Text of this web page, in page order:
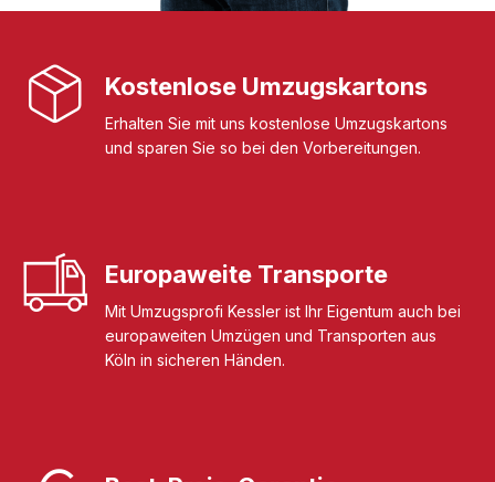
Kostenlose Umzugskartons
Erhalten Sie mit uns kostenlose Umzugskartons
und sparen Sie so bei den Vorbereitungen.
Europaweite Transporte
Mit Umzugsprofi Kessler ist Ihr Eigentum auch bei
europaweiten Umzügen und Transporten aus
Köln in sicheren Händen.